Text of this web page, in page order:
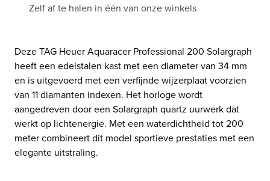
Zelf af te halen in één van onze winkels
Deze TAG Heuer Aquaracer Professional 200 Solargraph
heeft een edelstalen kast met een diameter van 34 mm
en is uitgevoerd met een verfijnde wijzerplaat voorzien
van 11 diamanten indexen. Het horloge wordt
aangedreven door een Solargraph quartz uurwerk dat
werkt op lichtenergie. Met een waterdichtheid tot 200
meter combineert dit model sportieve prestaties met een
elegante uitstraling.